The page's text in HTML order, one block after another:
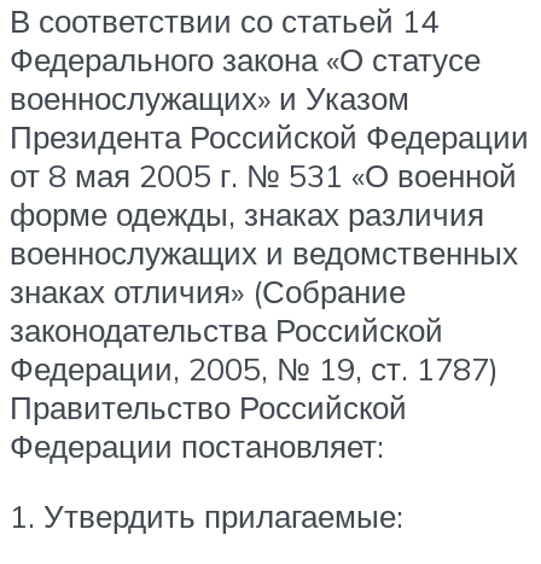
В соответствии со статьей 14
Федерального закона «О статусе
военнослужащих» и Указом
Президента Российской Федерации
от 8 мая 2005 г. № 531 «О военной
форме одежды, знаках различия
военнослужащих и ведомственных
знаках отличия» (Собрание
законодательства Российской
Федерации, 2005, № 19, ст. 1787)
Правительство Российской
Федерации постановляет:
1. Утвердить прилагаемые: